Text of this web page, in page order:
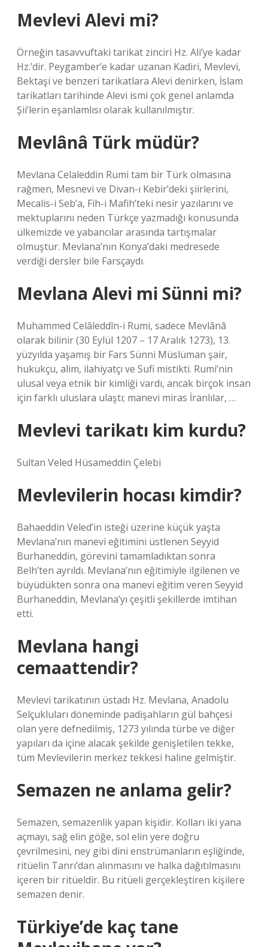
Mevlevi Alevi mi?
Örneğin tasavvuftaki tarikat zinciri Hz. Ali’ye kadar
Hz.’dir. Peygamber’e kadar uzanan Kadiri, Mevlevi,
Bektaşi ve benzeri tarikatlara Alevi denirken, İslam
tarikatları tarihinde Alevi ismi çok genel anlamda
Şii’lerin eşanlamlısı olarak kullanılmıştır.
Mevlânâ Türk müdür?
Mevlana Celaleddin Rumi tam bir Türk olmasına
rağmen, Mesnevi ve Divan-ı Kebir’deki şiirlerini,
Mecalis-i Seb’a, Fih-i Mafih’teki nesir yazılarını ve
mektuplarını neden Türkçe yazmadığı konusunda
ülkemizde ve yabancılar arasında tartışmalar
olmuştur. Mevlana’nın Konya’daki medresede
verdiği dersler bile Farsçaydı.
Mevlana Alevi mi Sünni mi?
Muhammed Celâleddîn-i Rumi, sadece Mevlânâ
olarak bilinir (30 Eylül 1207 – 17 Aralık 1273), 13.
yüzyılda yaşamış bir Fars Sünni Müslüman şair,
hukukçu, alim, ilahiyatçı ve Sufi mistikti. Rumi’nin
ulusal veya etnik bir kimliği vardı, ancak birçok insan
için farklı uluslara ulaştı; manevi miras İranlılar, …
Mevlevi tarikatı kim kurdu?
Sultan Veled Hüsameddin Çelebi
Mevlevilerin hocası kimdir?
Bahaeddin Veled’in isteği üzerine küçük yaşta
Mevlana’nın manevi eğitimini üstlenen Seyyid
Burhaneddin, görevini tamamladıktan sonra
Belh’ten ayrıldı. Mevlana’nın eğitimiyle ilgilenen ve
büyüdükten sonra ona manevi eğitim veren Seyyid
Burhaneddin, Mevlana’yı çeşitli şekillerde imtihan
etti.
Mevlana hangi
cemaattendir?
Mevlevi tarikatının üstadı Hz. Mevlana, Anadolu
Selçukluları döneminde padişahların gül bahçesi
olan yere defnedilmiş, 1273 yılında türbe ve diğer
yapıları da içine alacak şekilde genişletilen tekke,
tüm Mevlevilerin merkez tekkesi haline gelmiştir.
Semazen ne anlama gelir?
Semazen, semazenlik yapan kişidir. Kolları iki yana
açmayı, sağ elin göğe, sol elin yere doğru
çevrilmesini, ney gibi dini enstrümanların eşliğinde,
ritüelin Tanrı’dan alınmasını ve halka dağıtılmasını
içeren bir ritüeldir. Bu ritüeli gerçekleştiren kişilere
semazen denir.
Türkiye’de kaç tane